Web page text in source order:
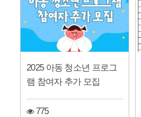
2025 아동 청소년 프로그
램 참여자 추가 모집
775